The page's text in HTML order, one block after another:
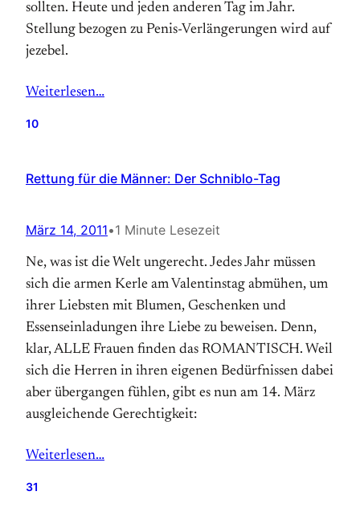
sollten. Heute und jeden anderen Tag im Jahr.
Stellung bezogen zu Penis-Verlängerungen wird auf
jezebel.
Weiterlesen…
10
Rettung für die Männer: Der Schniblo-Tag
März 14, 2011•1 Minute Lesezeit
Ne, was ist die Welt ungerecht. Jedes Jahr müssen
sich die armen Kerle am Valentinstag abmühen, um
ihrer Liebsten mit Blumen, Geschenken und
Essenseinladungen ihre Liebe zu beweisen. Denn,
klar, ALLE Frauen finden das ROMANTISCH. Weil
sich die Herren in ihren eigenen Bedürfnissen dabei
aber übergangen fühlen, gibt es nun am 14. März
ausgleichende Gerechtigkeit:
Weiterlesen…
31